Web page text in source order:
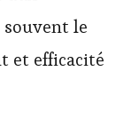
le
et efficacité